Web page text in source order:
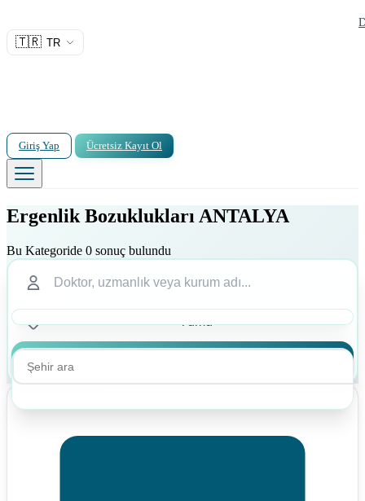
🇹🇷 TR
Giriş Yap Ücretsiz Kayıt Ol
Ergenlik Bozuklukları ANTALYA
Bu Kategoride 0 sonuç bulundu